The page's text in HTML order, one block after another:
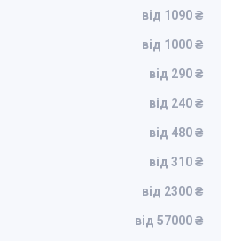
від 1090 ₴
від 1000 ₴
від 290 ₴
від 240 ₴
від 480 ₴
від 310 ₴
від 2300 ₴
від 57000 ₴